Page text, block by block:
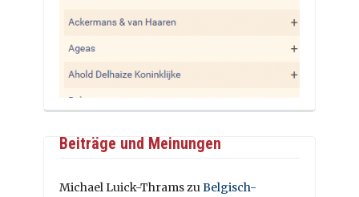
Beiträge und Meinungen
Michael Luick-Thrams zu Belgisch-